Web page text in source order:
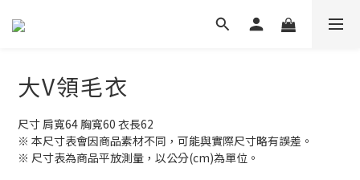
大V領毛衣
尺寸 肩寬64 胸寬60 衣長62
※ 本尺寸表會因商品素材不同，可能與實際尺寸略有誤差。
※ 尺寸表為商品平放測量，以公分(cm)為單位。